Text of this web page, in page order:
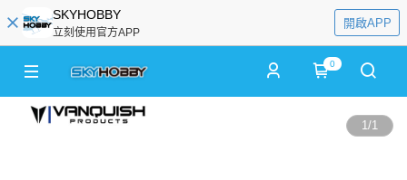
SKYHOBBY
立刻使用官方APP
開啟APP
0
1/1